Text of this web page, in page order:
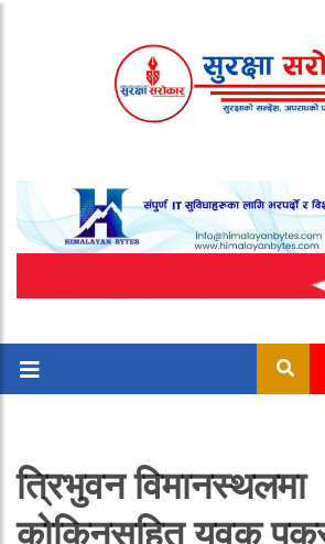
त्रिभुवन विमानस्थलमा
कोकिनसहित युवक